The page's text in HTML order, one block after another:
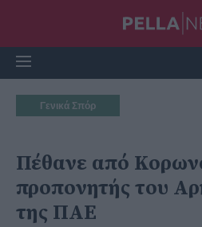
Γενικά Σπόρ
Πέθανε από
προπονητής του
της ΠΑΕ